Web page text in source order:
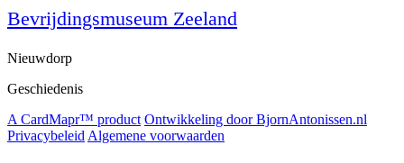
Bevrijdingsmuseum Zeeland
Nieuwdorp
Geschiedenis
A CardMapr™ product Ontwikkeling door BjornAntonissen.nl
Privacybeleid Algemene voorwaarden